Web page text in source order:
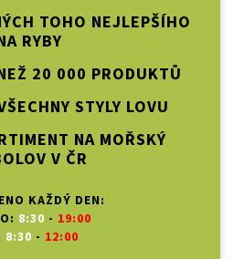
TOHO NEJLEPŠÍHO
RYBY
20 000 PRODUKTŮ
STYLY LOVU
NA MOŘSKÝ
V ČR
KAŽDÝ DEN:
8:30 - 19:00
8:30 - 12:00